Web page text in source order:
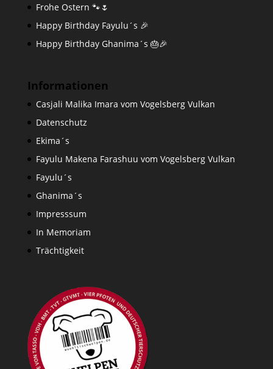
Frohe Ostern 🐾🌷
Happy Birthday Fayulu´s 🎉
Happy Birthday Ghanima´s 🎂🎉
Informationen
Casjali Malika Imara vom Vogelsberg Vulkan
Datenschutz
Ekima´s
Fayulu Makena Farashuu vom Vogelsberg Vulkan
Fayulu´s
Ghanima´s
Impresssum
In Memoriam
Trächtigkeit